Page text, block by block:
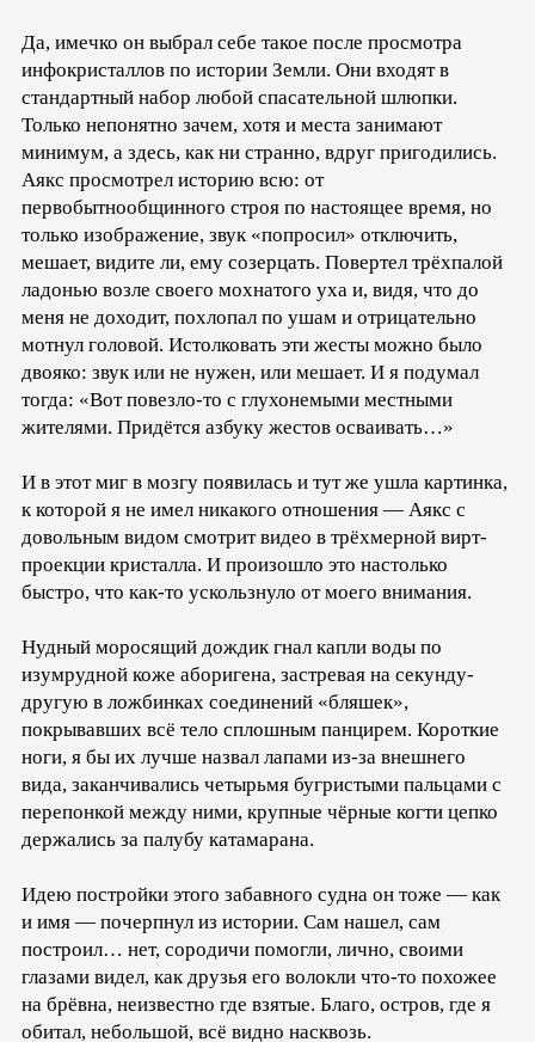
Да, имечко он выбрал себе такое после просмотра
инфокристаллов по истории Земли. Они входят в
стандартный набор любой спасательной шлюпки.
Только непонятно зачем, хотя и места занимают
минимум, а здесь, как ни странно, вдруг пригодились.
Аякс просмотрел историю всю: от
первобытнообщинного строя по настоящее время, но
только изображение, звук «попросил» отключить,
мешает, видите ли, ему созерцать. Повертел трёхпалой
ладонью возле своего мохнатого уха и, видя, что до
меня не доходит, похлопал по ушам и отрицательно
мотнул головой. Истолковать эти жесты можно было
двояко: звук или не нужен, или мешает. И я подумал
тогда: «Вот повезло-то с глухонемыми местными
жителями. Придётся азбуку жестов осваивать…»
И в этот миг в мозгу появилась и тут же ушла картинка,
к которой я не имел никакого отношения — Аякс с
довольным видом смотрит видео в трёхмерной вирт-
проекции кристалла. И произошло это настолько
быстро, что как-то ускользнуло от моего внимания.
Нудный моросящий дождик гнал капли воды по
изумрудной коже аборигена, застревая на секунду-
другую в ложбинках соединений «бляшек»,
покрывавших всё тело сплошным панцирем. Короткие
ноги, я бы их лучше назвал лапами из-за внешнего
вида, заканчивались четырьмя бугристыми пальцами с
перепонкой между ними, крупные чёрные когти цепко
держались за палубу катамарана.
Идею постройки этого забавного судна он тоже — как
и имя — почерпнул из истории. Сам нашел, сам
построил… нет, сородичи помогли, лично, своими
глазами видел, как друзья его волокли что-то похожее
на брёвна, неизвестно где взятые. Благо, остров, где я
обитал, небольшой, всё видно насквозь.